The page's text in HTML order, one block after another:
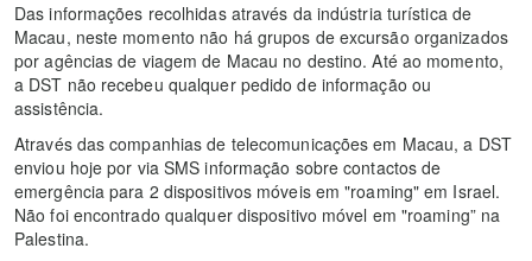
Das informações recolhidas através da indústria turística de
Macau, neste momento não há grupos de excursão organizados
por agências de viagem de Macau no destino. Até ao momento,
a DST não recebeu qualquer pedido de informação ou
assistência.
Através das companhias de telecomunicações em Macau, a DST
enviou hoje por via SMS informação sobre contactos de
emergência para 2 dispositivos móveis em "roaming" em Israel.
Não foi encontrado qualquer dispositivo móvel em "roaming” na
Palestina.